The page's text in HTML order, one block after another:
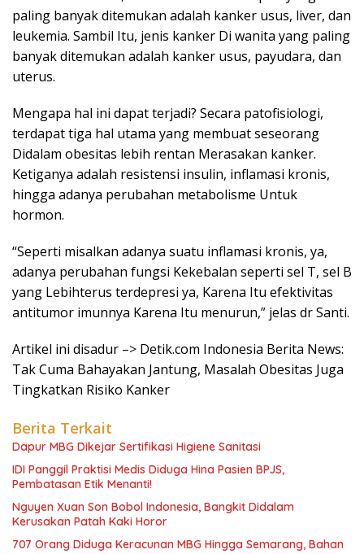
paling banyak ditemukan adalah kanker usus, liver, dan
leukemia. Sambil Itu, jenis kanker Di wanita yang paling
banyak ditemukan adalah kanker usus, payudara, dan
uterus.
Mengapa hal ini dapat terjadi? Secara patofisiologi,
terdapat tiga hal utama yang membuat seseorang
Didalam obesitas lebih rentan Merasakan kanker.
Ketiganya adalah resistensi insulin, inflamasi kronis,
hingga adanya perubahan metabolisme Untuk
hormon.
“Seperti misalkan adanya suatu inflamasi kronis, ya,
adanya perubahan fungsi Kekebalan seperti sel T, sel B
yang Lebihterus terdepresi ya, Karena Itu efektivitas
antitumor imunnya Karena Itu menurun,” jelas dr Santi.
Artikel ini disadur –> Detik.com Indonesia Berita News:
Tak Cuma Bahayakan Jantung, Masalah Obesitas Juga
Tingkatkan Risiko Kanker
Berita Terkait
Dapur MBG Dikejar Sertifikasi Higiene Sanitasi
IDI Panggil Praktisi Medis Diduga Hina Pasien BPJS,
Pembatasan Etik Menanti!
Nguyen Xuan Son Bobol Indonesia, Bangkit Didalam
Kerusakan Patah Kaki Horor
707 Orang Diduga Keracunan MBG Hingga Semarang, Bahan